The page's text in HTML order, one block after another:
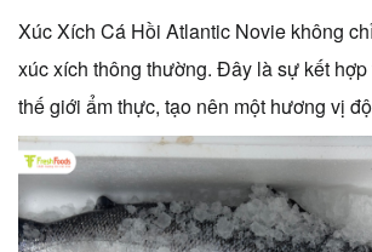
Xúc Xích Cá Hồi Atlantic Novie không
xúc xích thông thường. Đây là sự kết
thế giới ẩm thực, tạo nên một hương vị